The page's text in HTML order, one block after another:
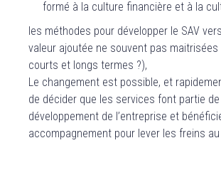
formé à la culture financière et à la
les méthodes pour développer le SAV
valeur ajoutée ne souvent pas
courts et longs termes ?),
Le changement est possible, et
de décider que les services font partie
développement de l’entreprise et
accompagnement pour lever les freins